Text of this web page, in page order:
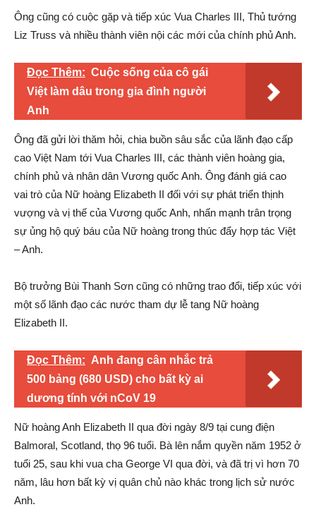
Ông cũng có cuộc gặp và tiếp xúc Vua Charles III, Thủ tướng
Liz Truss và nhiều thành viên nội các mới của chính phủ Anh.
Đọc Thêm: Cuộc sống của cô gái
Việt làm dâu trong gia đình người
Anh
Ông đã gửi lời thăm hỏi, chia buồn sâu sắc của lãnh đạo cấp
cao Việt Nam tới Vua Charles III, các thành viên hoàng gia,
chính phủ và nhân dân Vương quốc Anh. Ông đánh giá cao
vai trò của Nữ hoàng Elizabeth II đối với sự phát triển thịnh
vượng và vị thế của Vương quốc Anh, nhấn mạnh trân trọng
sự ủng hộ quý báu của Nữ hoàng trong thúc đẩy hợp tác Việt
– Anh.
Bộ trưởng Bùi Thanh Sơn cũng có những trao đổi, tiếp xúc với
một số lãnh đạo các nước tham dự lễ tang Nữ hoàng
Elizabeth II.
Đọc Thêm: Anh đang cân nhắc trả
500 bảng (680 USD) cho bất kỳ ai
dương tính với nCoV 19
Nữ hoàng Anh Elizabeth II qua đời ngày 8/9 tại cung điện
Balmoral, Scotland, thọ 96 tuổi. Bà lên nắm quyền năm 1952 ở
tuổi 25, sau khi vua cha George VI qua đời, và đã trị vì hơn 70
năm, lâu hơn bất kỳ vị quân chủ nào khác trong lịch sử nước
Anh.